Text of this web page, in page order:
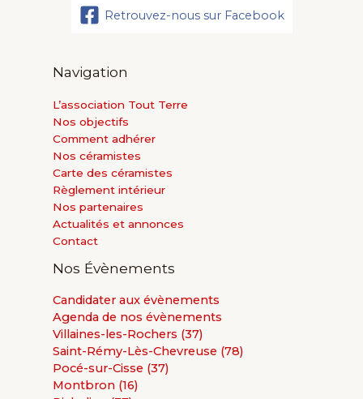
Retrouvez-nous sur Facebook
Navigation
L’association Tout Terre
Nos objectifs
Comment adhérer
Nos céramistes
Carte des céramistes
Règlement intérieur
Nos partenaires
Actualités et annonces
Contact
Nos Évènements
Candidater aux évènements
Agenda de nos évènements
Villaines-les-Rochers (37)
Saint-Rémy-Lès-Chevreuse (78)
Pocé-sur-Cisse (37)
Montbron (16)